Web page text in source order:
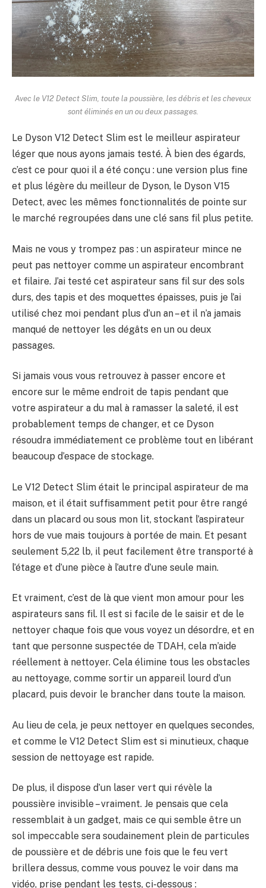
Avec le V12 Detect Slim, toute la poussière, les débris et les cheveux
sont éliminés en un ou deux passages.
Le Dyson V12 Detect Slim est le meilleur aspirateur
léger que nous ayons jamais testé. À bien des égards,
c’est ce pour quoi il a été conçu : une version plus fine
et plus légère du meilleur de Dyson, le Dyson V15
Detect, avec les mêmes fonctionnalités de pointe sur
le marché regroupées dans une clé sans fil plus petite.
Mais ne vous y trompez pas : un aspirateur mince ne
peut pas nettoyer comme un aspirateur encombrant
et filaire. J’ai testé cet aspirateur sans fil sur des sols
durs, des tapis et des moquettes épaisses, puis je l’ai
utilisé chez moi pendant plus d’un an – et il n’a jamais
manqué de nettoyer les dégâts en un ou deux
passages.
Si jamais vous vous retrouvez à passer encore et
encore sur le même endroit de tapis pendant que
votre aspirateur a du mal à ramasser la saleté, il est
probablement temps de changer, et ce Dyson
résoudra immédiatement ce problème tout en libérant
beaucoup d’espace de stockage.
Le V12 Detect Slim était le principal aspirateur de ma
maison, et il était suffisamment petit pour être rangé
dans un placard ou sous mon lit, stockant l’aspirateur
hors de vue mais toujours à portée de main. Et pesant
seulement 5,22 lb, il peut facilement être transporté à
l’étage et d’une pièce à l’autre d’une seule main.
Et vraiment, c’est de là que vient mon amour pour les
aspirateurs sans fil. Il est si facile de le saisir et de le
nettoyer chaque fois que vous voyez un désordre, et en
tant que personne suspectée de TDAH, cela m’aide
réellement à nettoyer. Cela élimine tous les obstacles
au nettoyage, comme sortir un appareil lourd d’un
placard, puis devoir le brancher dans toute la maison.
Au lieu de cela, je peux nettoyer en quelques secondes,
et comme le V12 Detect Slim est si minutieux, chaque
session de nettoyage est rapide.
De plus, il dispose d’un laser vert qui révèle la
poussière invisible – vraiment. Je pensais que cela
ressemblait à un gadget, mais ce qui semble être un
sol impeccable sera soudainement plein de particules
de poussière et de débris une fois que le feu vert
brillera dessus, comme vous pouvez le voir dans ma
vidéo, prise pendant les tests, ci-dessous :